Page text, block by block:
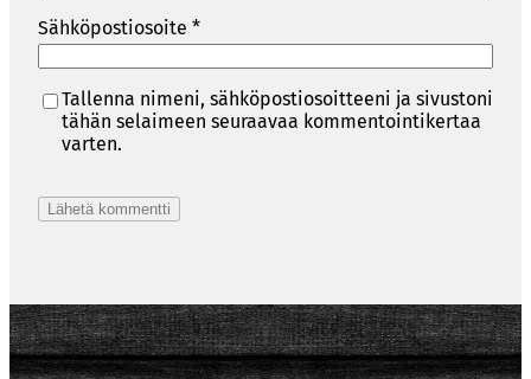
Sähköpostiosoite *
Tallenna nimeni, sähköpostiosoitteeni ja sivustoni
tähän selaimeen seuraavaa kommentointikertaa
varten.